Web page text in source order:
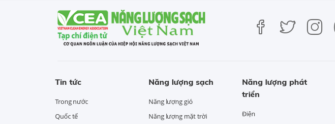
Tin tức
Trong nước
Quốc tế
Năng lượng sạch
Năng lượng gió
Năng lượng mặt trời
Năng lượng phát
triển
Điện